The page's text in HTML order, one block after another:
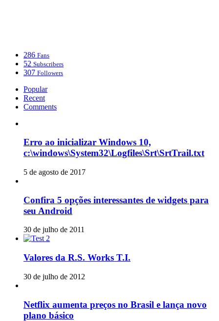
286 Fans
52 Subscribers
307 Followers
Popular
Recent
Comments
Erro ao inicializar Windows 10,
c:\windows\System32\Logfiles\Srt\SrtTrail.txt
5 de agosto de 2017
Confira 5 opções interessantes de widgets para
seu Android
30 de julho de 2011
Valores da R.S. Works T.I.
30 de julho de 2012
Netflix aumenta preços no Brasil e lança novo
plano básico